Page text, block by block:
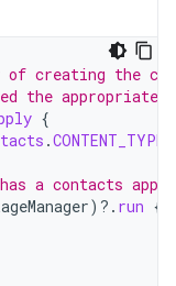
creating the
appropriate
{
.CONTENT_TYPE
a contacts
) ?. run {